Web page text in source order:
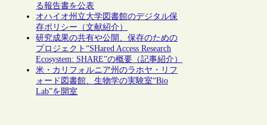
る報告書を公表
オハイオ州立大学図書館のデジタル保
存ポリシー（文献紹介）
研究成果の共有や公開、保存のための
プロジェクト“SHared Access Research
Ecosystem: SHARE”の概要（記事紹介）
米・カリフォルニア州のラホヤ・リフ
ォード図書館、生物学の実験室“Bio
Lab”を開室